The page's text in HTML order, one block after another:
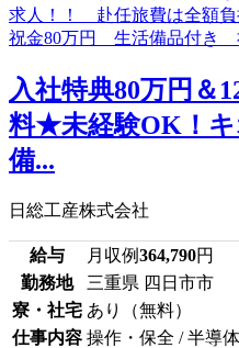
入社特典80万円＆
料★未経験OK！
備...
日総工産株式会社
給与 月収例364,790円
勤務地
三重県 四日市市
寮・社宅 あり（無料）
仕事内容 操作・保全 / 半導